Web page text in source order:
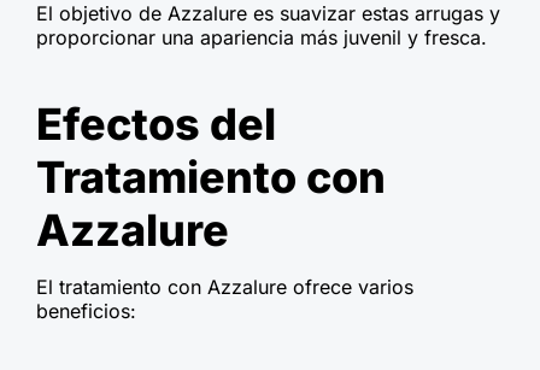
El objetivo de Azzalure es suavizar estas arrugas y
proporcionar una apariencia más juvenil y fresca.
Efectos del
Tratamiento con
Azzalure
El tratamiento con Azzalure ofrece varios
beneficios: